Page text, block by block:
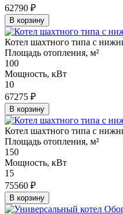
62790 ₽
В корзину
Котел шахтного типа с
Площадь отопления, м²
100
Мощность, кВт
10
67275 ₽
В корзину
Котел шахтного типа с
Площадь отопления, м²
150
Мощность, кВт
15
75560 ₽
В корзину